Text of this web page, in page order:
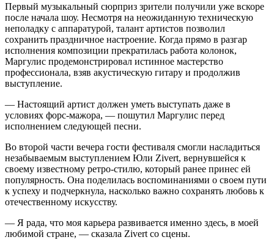
Первый музыкальный сюрприз зрители получили уже вскоре
после начала шоу. Несмотря на неожиданную техническую
неполадку с аппаратурой, талант артистов позволил
сохранить праздничное настроение. Когда прямо в разгар
исполнения композиции прекратилась работа колонок,
Маргулис продемонстрировал истинное мастерство
профессионала, взяв акустическую гитару и продолжив
выступление.
— Настоящий артист должен уметь выступать даже в
условиях форс-мажора, — пошутил Маргулис перед
исполнением следующей песни.
Во второй части вечера гости фестиваля смогли насладиться
незабываемым выступлением Юли Zivert, вернувшейся к
своему известному ретро-стилю, который ранее принес ей
популярность. Она поделилась воспоминаниями о своем пути
к успеху и подчеркнула, насколько важно сохранять любовь к
отечественному искусству.
— Я рада, что моя карьера развивается именно здесь, в моей
любимой стране, — сказала Zivert со сцены.